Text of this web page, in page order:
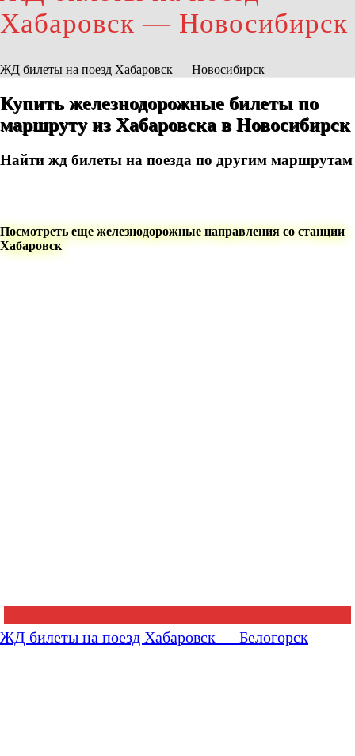
Хабаровск — Новосибирск
ЖД билеты на поезд Хабаровск — Новосибирск
Купить железнодорожные билеты по
маршруту из Хабаровска в Новосибирск
Найти жд билеты на поезда по другим маршрутам
Посмотреть еще железнодорожные направления со станции
Хабаровск
ЖД билеты на поезд Хабаровск — Белогорск